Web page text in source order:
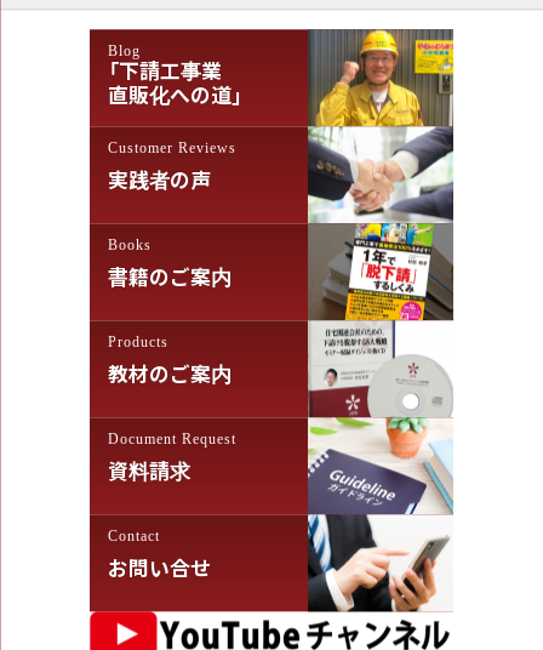
ゲ
Blog
「下請工事業
直販化への道」
Customer Reviews
実践者の声
Books
書籍のご案内
Products
教材のご案内
Document Request
資料請求
Contact
お問い合せ